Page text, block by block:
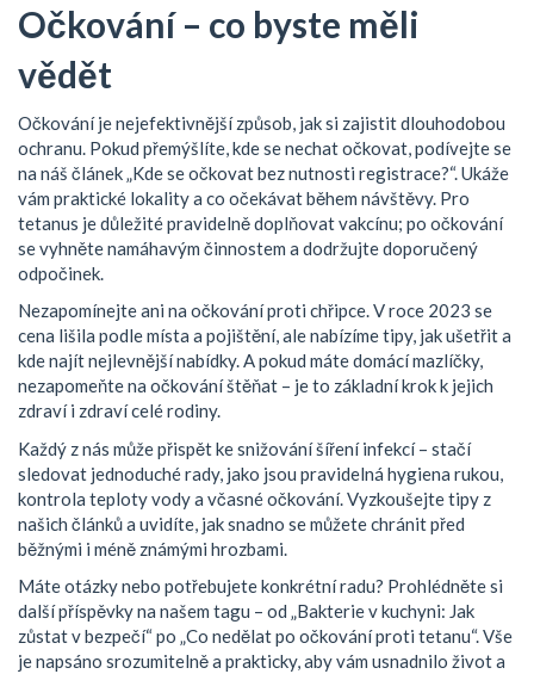
Očkování – co byste měli
vědět
Očkování je nejefektivnější způsob, jak si zajistit dlouhodobou
ochranu. Pokud přemýšlíte, kde se nechat očkovat, podívejte se
na náš článek „Kde se očkovat bez nutnosti registrace?“. Ukáže
vám praktické lokality a co očekávat během návštěvy. Pro
tetanus je důležité pravidelně doplňovat vakcínu; po očkování
se vyhněte namáhavým činnostem a dodržujte doporučený
odpočinek.
Nezapomínejte ani na očkování proti chřipce. V roce 2023 se
cena lišila podle místa a pojištění, ale nabízíme tipy, jak ušetřit a
kde najít nejlevnější nabídky. A pokud máte domácí mazlíčky,
nezapomeňte na očkování štěňat – je to základní krok k jejich
zdraví i zdraví celé rodiny.
Každý z nás může přispět ke snižování šíření infekcí – stačí
sledovat jednoduché rady, jako jsou pravidelná hygiena rukou,
kontrola teploty vody a včasné očkování. Vyzkoušejte tipy z
našich článků a uvidíte, jak snadno se můžete chránit před
běžnými i méně známými hrozbami.
Máte otázky nebo potřebujete konkrétní radu? Prohlédněte si
další příspěvky na našem tagu – od „Bakterie v kuchyni: Jak
zůstat v bezpečí“ po „Co nedělat po očkování proti tetanu“. Vše
je napsáno srozumitelně a prakticky, aby vám usnadnilo život a